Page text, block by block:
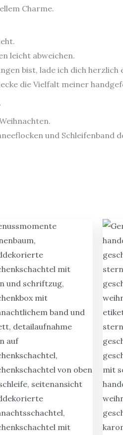
Charme.
leicht abweichen.
bist, lade ich dich herzlich
die Vielfalt meiner
und Schleifenband